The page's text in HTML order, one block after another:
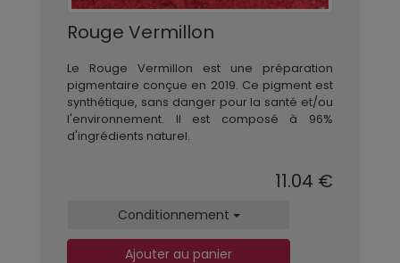
Rouge Vermillon
Le Rouge Vermillon est une préparation
pigmentaire conçue en 2019. Ce pigment est
synthétique, sans danger pour la santé et/ou
l'environnement. Il est composé à 96%
d'ingrédients naturel.
11.04 €
Conditionnement
Ajouter au panier